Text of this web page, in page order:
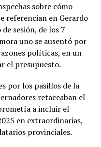
sobre cómo
referencian en Gerardo
sesión, de los 7
uno se ausentó por
políticas, en un
el presupuesto.
por los pasillos de la
retaceaban el
a incluir el
en extraordinarias,
provinciales.